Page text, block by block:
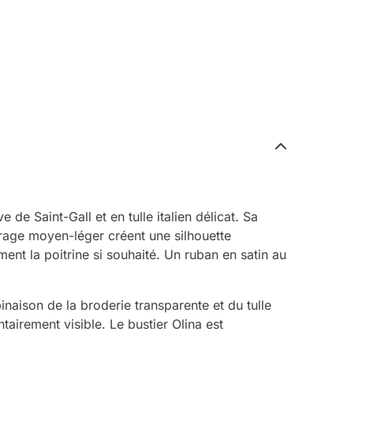
de Saint-Gall et en tulle italien délicat. Sa
moyen-léger créent une silhouette
la poitrine si souhaité. Un ruban en satin au
de la broderie transparente et du tulle
visible. Le bustier Olina est